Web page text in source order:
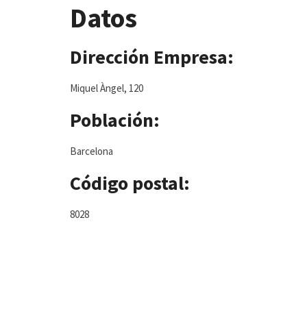
Datos
Dirección Empresa:
Miquel Àngel, 120
Población:
Barcelona
Código postal:
8028